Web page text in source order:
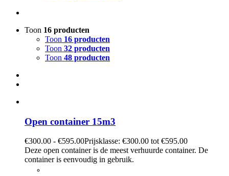
Toon 16 producten
Toon 16 producten
Toon 32 producten
Toon 48 producten
Open container 15m3
€300.00 - €595.00Prijsklasse: €300.00 tot €595.00
Deze open container is de meest verhuurde container. De
container is eenvoudig in gebruik.